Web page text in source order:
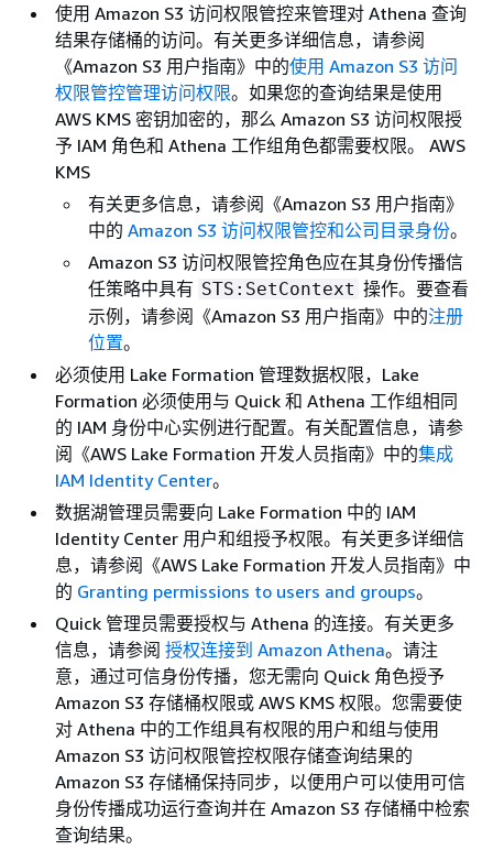
使用 Amazon S3 访问权限管控来管理对 Athena 查询
结果存储桶的访问。有关更多详细信息，请参阅
《Amazon S3 用户指南》 中的使用 Amazon S3 访问
权限管控管理访问权限。如果您的查询结果是使用
AWS KMS 密钥加密的，那么 Amazon S3 访问权限授
予 IAM 角色和 Athena 工作组角色都需要权限。 AWS
KMS
有关更多信息，请参阅《Amazon S3 用户指南》
中的 Amazon S3 访问权限管控和公司目录身份。
Amazon S3 访问权限管控角色应在其身份传播信
任策略中具有 STS:SetContext 操作。要查看
示例，请参阅《Amazon S3 用户指南》中的注册
位置。
必须使用 Lake Formation 管理数据权限，Lake
Formation 必须使用与 Quick 和 Athena 工作组相同
的 IAM 身份中心实例进行配置。有关配置信息，请参
阅《AWS Lake Formation 开发人员指南》 中的集成
IAM Identity Center。
数据湖管理员需要向 Lake Formation 中的 IAM
Identity Center 用户和组授予权限。有关更多详细信
息，请参阅《AWS Lake Formation 开发人员指南》 中
的 Granting permissions to users and groups。
Quick 管理员需要授权与 Athena 的连接。有关更多
信息，请参阅 授权连接到 Amazon Athena。请注
意，通过可信身份传播，您无需向 Quick 角色授予
Amazon S3 存储桶权限或 AWS KMS 权限。您需要使
对 Athena 中的工作组具有权限的用户和组与使用
Amazon S3 访问权限管控权限存储查询结果的
Amazon S3 存储桶保持同步，以便用户可以使用可信
身份传播成功运行查询并在 Amazon S3 存储桶中检索
查询结果。